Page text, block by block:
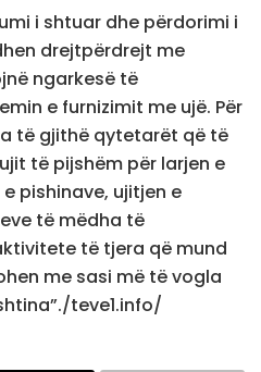
i shtuar dhe përdorimi i
drejtpërdrejt me
ngarkesë të
e furnizimit me ujë. Për
të gjithë qytetarët që të
të pijshëm për larjen e
pishinave, ujitjen e
të mëdha të
të tjera që mund
me sasi më të vogla
teve1.info/